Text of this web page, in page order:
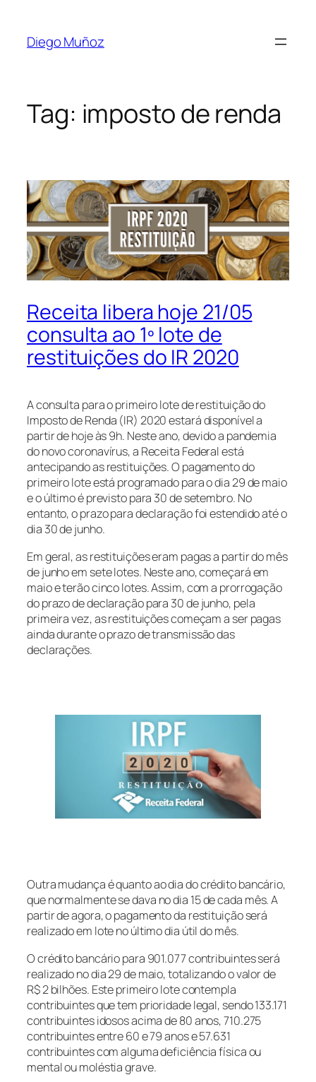
Diego Muñoz
Tag: imposto de renda
Receita libera hoje 21/05
consulta ao 1º lote de
restituições do IR 2020
A consulta para o primeiro lote de restituição do
Imposto de Renda (IR) 2020 estará disponível a
partir de hoje às 9h. Neste ano, devido a pandemia
do novo coronavírus, a Receita Federal está
antecipando as restituições. O pagamento do
primeiro lote está programado para o dia 29 de maio
e o último é previsto para 30 de setembro. No
entanto, o prazo para declaração foi estendido até o
dia 30 de junho.
Em geral, as restituições eram pagas a partir do mês
de junho em sete lotes. Neste ano, começará em
maio e terão cinco lotes. Assim, com a prorrogação
do prazo de declaração para 30 de junho, pela
primeira vez, as restituições começam a ser pagas
ainda durante o prazo de transmissão das
declarações.
Outra mudança é quanto ao dia do crédito bancário,
que normalmente se dava no dia 15 de cada mês. A
partir de agora, o pagamento da restituição será
realizado em lote no último dia útil do mês.
O crédito bancário para 901.077 contribuintes será
realizado no dia 29 de maio, totalizando o valor de
R$ 2 bilhões. Este primeiro lote contempla
contribuintes que tem prioridade legal, sendo 133.171
contribuintes idosos acima de 80 anos, 710.275
contribuintes entre 60 e 79 anos e 57.631
contribuintes com alguma deficiência física ou
mental ou moléstia grave.